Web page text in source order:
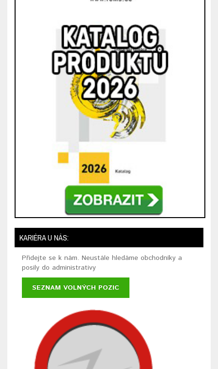
KARIÉRA U NÁS:
Přidejte se k nám. Neustále hledáme obchodníky a
posily do administrativy
SEZNAM VOLNÝCH POZIC